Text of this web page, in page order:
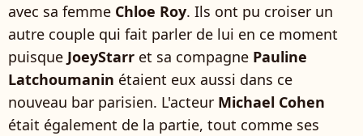
avec sa femme Chloe Roy. Ils ont pu croiser un
autre couple qui fait parler de lui en ce moment
puisque JoeyStarr et sa compagne Pauline
Latchoumanin étaient eux aussi dans ce
nouveau bar parisien. L'acteur Michael Cohen
était également de la partie, tout comme ses